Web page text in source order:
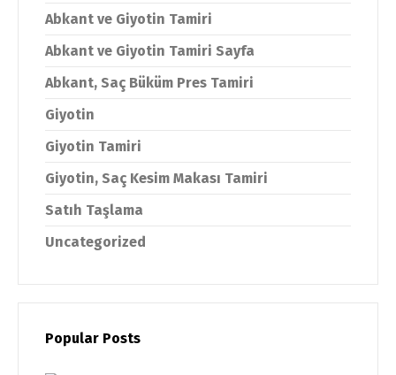
Abkant ve Giyotin Tamiri
Abkant ve Giyotin Tamiri Sayfa
Abkant, Saç Büküm Pres Tamiri
Giyotin
Giyotin Tamiri
Giyotin, Saç Kesim Makası Tamiri
Satıh Taşlama
Uncategorized
Popular Posts